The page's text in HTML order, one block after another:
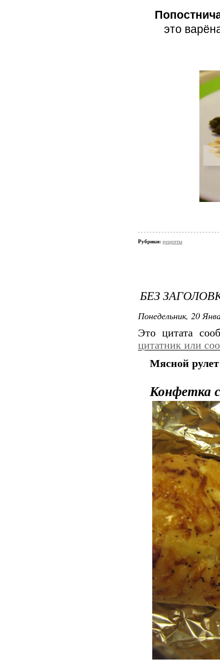
это
Рубрики: рецепты
БЕЗ
Понедельник, 20
Это цитата
цитатник или
Мясной рулет
Конфетка